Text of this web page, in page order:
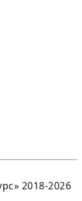
2018-2026